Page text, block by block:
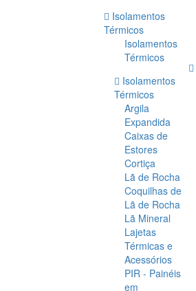
Isolamentos
Térmicos
Isolamentos
Térmicos
Isolamentos
Térmicos
Argila
Expandida
Caixas de
Estores
Cortiça
Lã de Rocha
Coquilhas de
Lã de Rocha
Lã Mineral
Lajetas
Térmicas e
Acessórios
PIR - Painéis
em